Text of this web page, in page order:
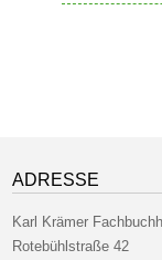
ADRESSE
Karl Krämer
Rotebühlstraße 42